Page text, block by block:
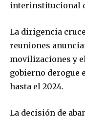
interinstitucional
La dirigencia
reuniones
movilizaciones y
gobierno derogue
hasta el 2024.
La decisión de